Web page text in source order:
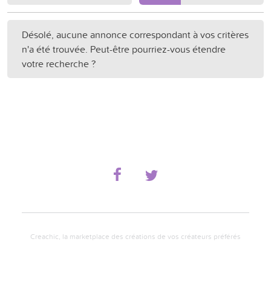
Désolé, aucune annonce correspondant à vos critères
n'a été trouvée. Peut-être pourriez-vous étendre
votre recherche ?
Creachic, la marketplace des créations de vos créateurs préférés